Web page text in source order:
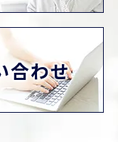
合わせ